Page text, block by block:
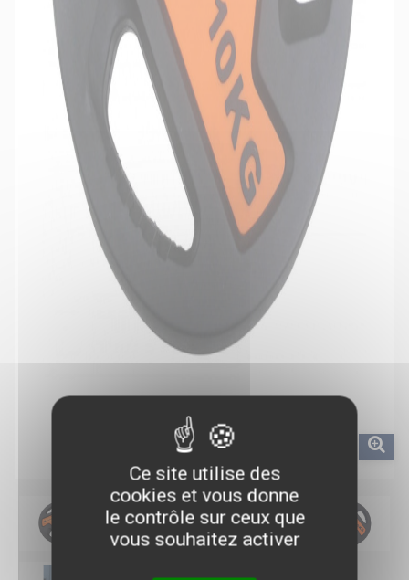
Ce site utilise des
cookies et vous donne
le contrôle sur ceux que
vous souhaitez activer